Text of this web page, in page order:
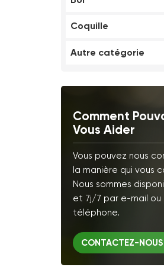
Coquille
Autre catégorie
Comment
Vous Aider
Vous pouvez nous
la manière qui vous
Nous sommes
et 7j/7 par e-mail ou
téléphone.
CONTACTEZ-NOUS